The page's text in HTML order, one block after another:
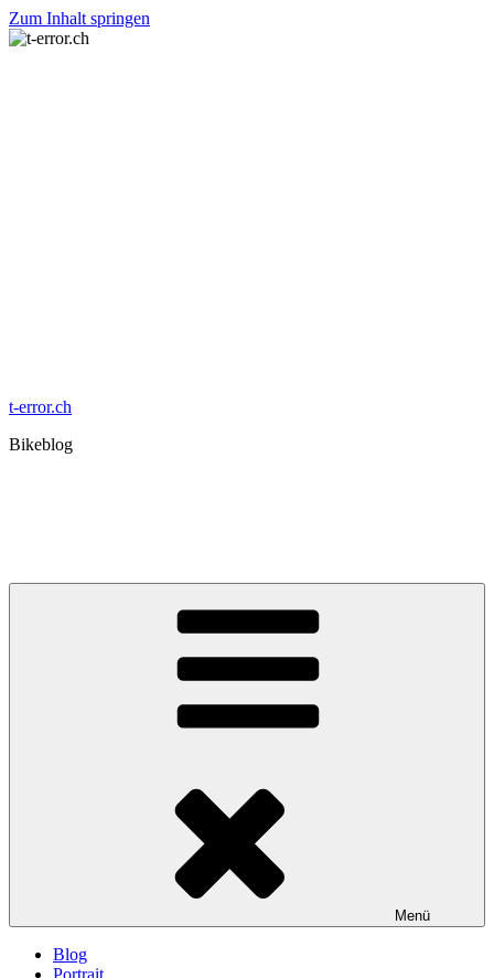
Zum Inhalt springen
t-error.ch
Bikeblog
Menü
Blog
Portrait